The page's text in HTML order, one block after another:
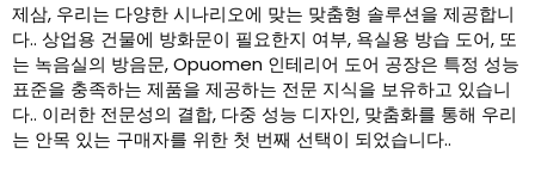
제삼, 우리는 다양한 시나리오에 맞는 맞춤형 솔루션을 제공합니
다.. 상업용 건물에 방화문이 필요한지 여부, 욕실용 방습 도어, 또
는 녹음실의 방음문, Opuomen 인테리어 도어 공장은 특정 성능
표준을 충족하는 제품을 제공하는 전문 지식을 보유하고 있습니
다.. 이러한 전문성의 결합, 다중 성능 디자인, 맞춤화를 통해 우리
는 안목 있는 구매자를 위한 첫 번째 선택이 되었습니다..